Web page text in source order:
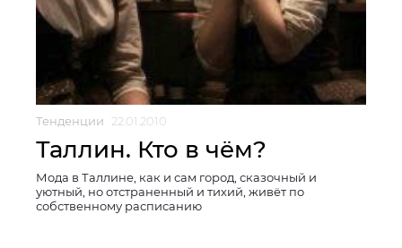
Тенденции 22.01.2010
Таллин. Кто в чём?
Мода в Таллине, как и сам город, сказочный и
уютный, но отстраненный и тихий, живёт по
собственному расписанию